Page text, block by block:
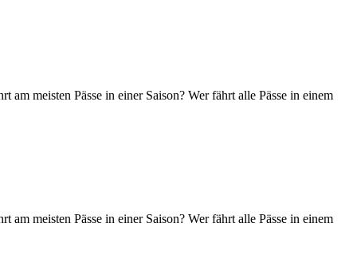
meisten Pässe in einer Saison? Wer fährt alle Pässe in einem
meisten Pässe in einer Saison? Wer fährt alle Pässe in einem